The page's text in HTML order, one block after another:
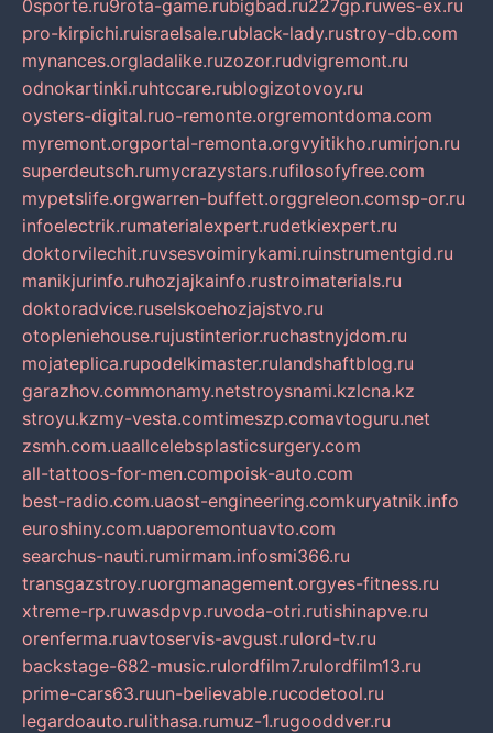
0sporte.ru9rota-game.rubigbad.ru227gp.ruwes-ex.ru
pro-kirpichi.ruisraelsale.rublack-lady.rustroy-db.com
mynances.orgladalike.ruzozor.rudvigremont.ru
odnokartinki.ruhtccare.rublogizotovoy.ru
oysters-digital.ruo-remonte.orgremontdoma.com
myremont.orgportal-remonta.orgvyitikho.rumirjon.ru
superdeutsch.rumycrazystars.rufilosofyfree.com
mypetslife.orgwarren-buffett.orggreleon.comsp-or.ru
infoelectrik.rumaterialexpert.rudetkiexpert.ru
doktorvilechit.ruvsesvoimirykami.ruinstrumentgid.ru
manikjurinfo.ruhozjajkainfo.rustroimaterials.ru
doktoradvice.ruselskoehozjajstvo.ru
otopleniehouse.rujustinterior.ruchastnyjdom.ru
mojateplica.rupodelkimaster.rulandshaftblog.ru
garazhov.commonamy.netstroysnami.kzlcna.kz
stroyu.kzmy-vesta.comtimeszp.comavtoguru.net
zsmh.com.uaallcelebsplasticsurgery.com
all-tattoos-for-men.compoisk-auto.com
best-radio.com.uaost-engineering.comkuryatnik.info
euroshiny.com.uaporemontuavto.com
searchus-nauti.rumirmam.infosmi366.ru
transgazstroy.ruorgmanagement.orgyes-fitness.ru
xtreme-rp.ruwasdpvp.ruvoda-otri.rutishinapve.ru
orenferma.ruavtoservis-avgust.rulord-tv.ru
backstage-682-music.rulordfilm7.rulordfilm13.ru
prime-cars63.ruun-believable.rucodetool.ru
legardoauto.rulithasa.rumuz-1.rugooddver.ru